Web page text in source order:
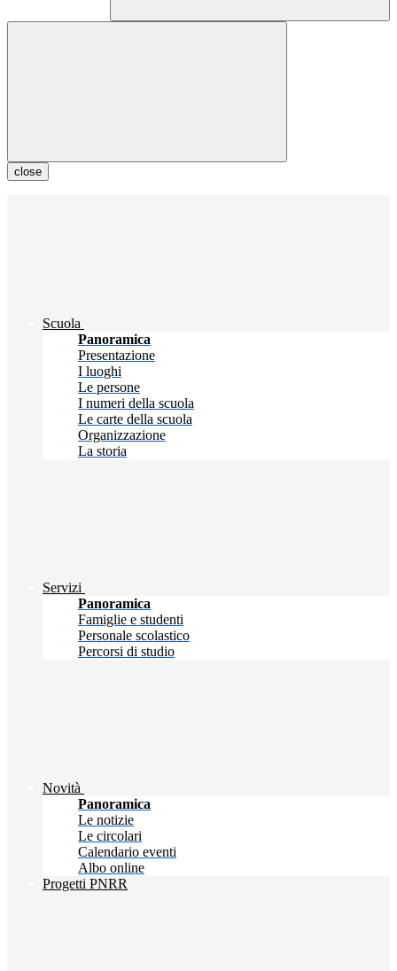
close
Scuola
Panoramica
Presentazione
I luoghi
Le persone
I numeri della scuola
Le carte della scuola
Organizzazione
La storia
Servizi
Panoramica
Famiglie e studenti
Personale scolastico
Percorsi di studio
Novità
Panoramica
Le notizie
Le circolari
Calendario eventi
Albo online
Progetti PNRR